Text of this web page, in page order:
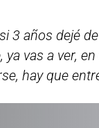
3 años dejé
vas a ver,
hay que